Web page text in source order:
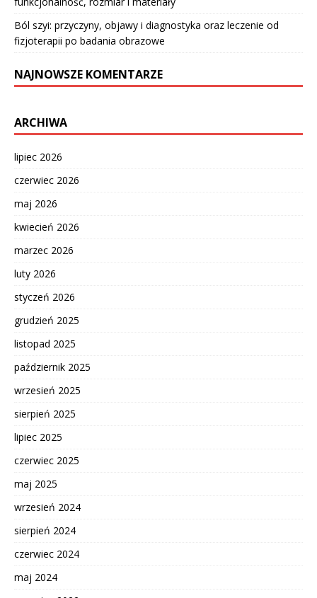
Ból szyi: przyczyny, objawy i diagnostyka oraz leczenie od
fizjoterapii po badania obrazowe
NAJNOWSZE KOMENTARZE
ARCHIWA
lipiec 2026
czerwiec 2026
maj 2026
kwiecień 2026
marzec 2026
luty 2026
styczeń 2026
grudzień 2025
listopad 2025
październik 2025
wrzesień 2025
sierpień 2025
lipiec 2025
czerwiec 2025
maj 2025
wrzesień 2024
sierpień 2024
czerwiec 2024
maj 2024